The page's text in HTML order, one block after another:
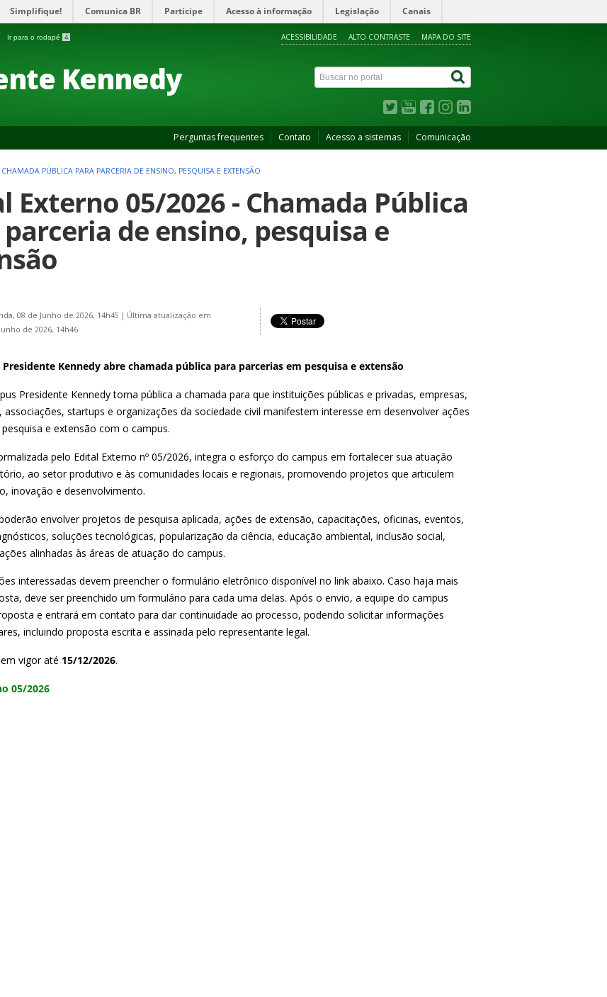
Simplifique! Comunica BR Participe Acesso à informação Legislação Canais
Ir para o rodapé 4 ACESSIBILIDADE ALTO CONTRASTE MAPA DO SITE
Kennedy
Perguntas frequentes Contato Acesso a sistemas Comunicação
PÚBLICA PARA PARCERIA DE ENSINO, PESQUISA E EXTENSÃO
Externo 05/2026 - Chamada Pública
de ensino, pesquisa e
08 de Junho de 2026, 14h45 | Última atualização em
de 2026, 14h46
Presidente Kennedy abre chamada pública para parcerias em pesquisa e extensão
Presidente Kennedy torna pública a chamada para que instituições públicas e privadas, empresas,
associações, startups e organizações da sociedade civil manifestem interesse em desenvolver ações
e extensão com o campus.
pelo Edital Externo nº 05/2026, integra o esforço do campus em fortalecer sua atuação
ao setor produtivo e às comunidades locais e regionais, promovendo projetos que articulem
inovação e desenvolvimento.
envolver projetos de pesquisa aplicada, ações de extensão, capacitações, oficinas, eventos,
soluções tecnológicas, popularização da ciência, educação ambiental, inclusão social,
alinhadas às áreas de atuação do campus.
interessadas devem preencher o formulário eletrônico disponível no link abaixo. Caso haja mais
deve ser preenchido um formulário para cada uma delas. Após o envio, a equipe do campus
e entrará em contato para dar continuidade ao processo, podendo solicitar informações
incluindo proposta escrita e assinada pelo representante legal.
vigor até 15/12/2026.
05/2026